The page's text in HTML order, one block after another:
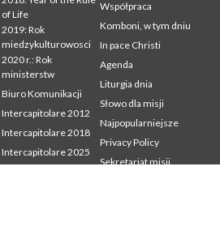
of Life
2019: Rok
miedzykulturowosci
2020 r.: Rok
ministerstw
Biuro Komunikacji
Intercapitolare 2012
Intercapitolare 2018
Intercapitolare 2025
Współpraca
Komboni, w tym dniu
In pace Christi
Agenda
Liturgia dnia
Słowo dla misji
Najpopularniejsze
Privacy Policy
Sekretariat misji